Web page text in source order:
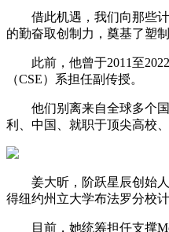
借此机遇，我们向那些计
的勤奋取创制力，奠基了塑
此前，他曾于2011至2022
（CSE）系担任副传授。
他们别离来自全球多个国
利、中国、就职于顶尖高校
姜大昕，阶跃星辰创始人
得纽约州立大学布法罗分校
目前，她统筹担任支撑